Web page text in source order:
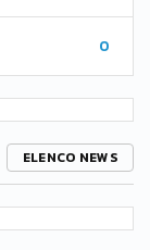
0
ELENCO NEWS